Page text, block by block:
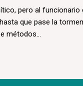
pero al
que pase la
métodos...